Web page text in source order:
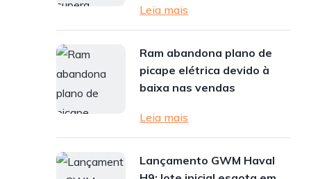
Leia mais
Ram abandona plano de
picape elétrica devido à
baixa nas vendas
Leia mais
Lançamento GWM Haval